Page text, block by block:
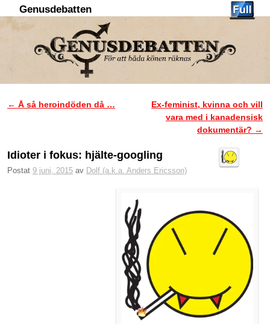
Genusdebatten
Inläggsnavigering
← Å så heroindöden då …
Ex-feminist, kvinna och vill
vara med i kanadensisk
dokumentär? →
Idioter i fokus: hjälte-googling
Postat 9 juni, 2015 av Dolf (a.k.a. Anders Ericsson)